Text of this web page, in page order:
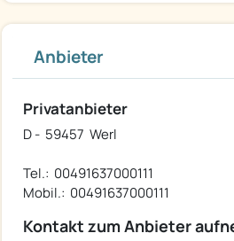
Anbieter
Privatanbieter
D - 59457 Werl
Tel.: 00491637000111
Mobil.: 00491637000111
Kontakt zum Anbieter